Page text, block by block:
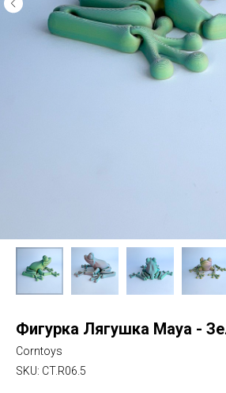
Фигурка Лягушка Maya -
Corntoys
SKU: CT.R06.5